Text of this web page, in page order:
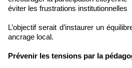
éviter les frustrations institutionnelles
L’objectif serait d’instaurer un
ancrage local.
Prévenir les tensions par la